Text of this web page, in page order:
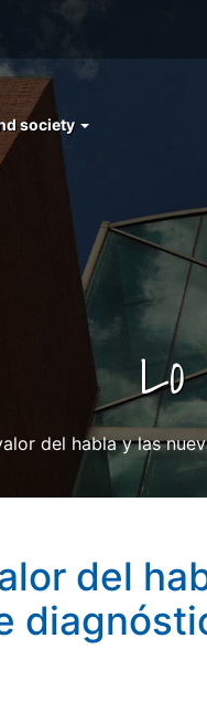
society
Lo
del habla y las
del